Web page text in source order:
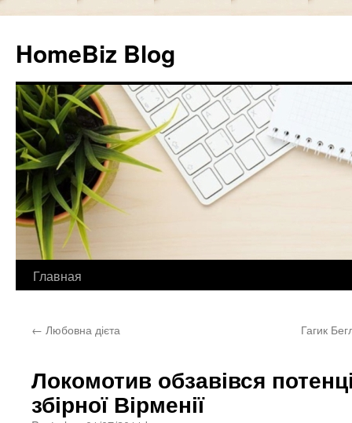
HomeBiz Blog
Skip
content
Главная
← Любовна дієта Гагик
Локомотив обзавівся
збірної Вірменії